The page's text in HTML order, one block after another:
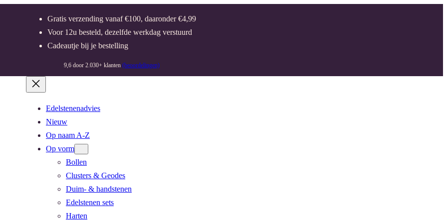
Gratis verzending vanaf €100, daaronder €4,99
Voor 12u besteld, dezelfde werkdag verstuurd
Cadeautje bij je bestelling
9,6 door 2.030+ klanten (beoordelingen)
Edelstenenadvies
Nieuw
Op naam A-Z
Op vorm
Bollen
Clusters & Geodes
Duim- & handstenen
Edelstenen sets
Harten